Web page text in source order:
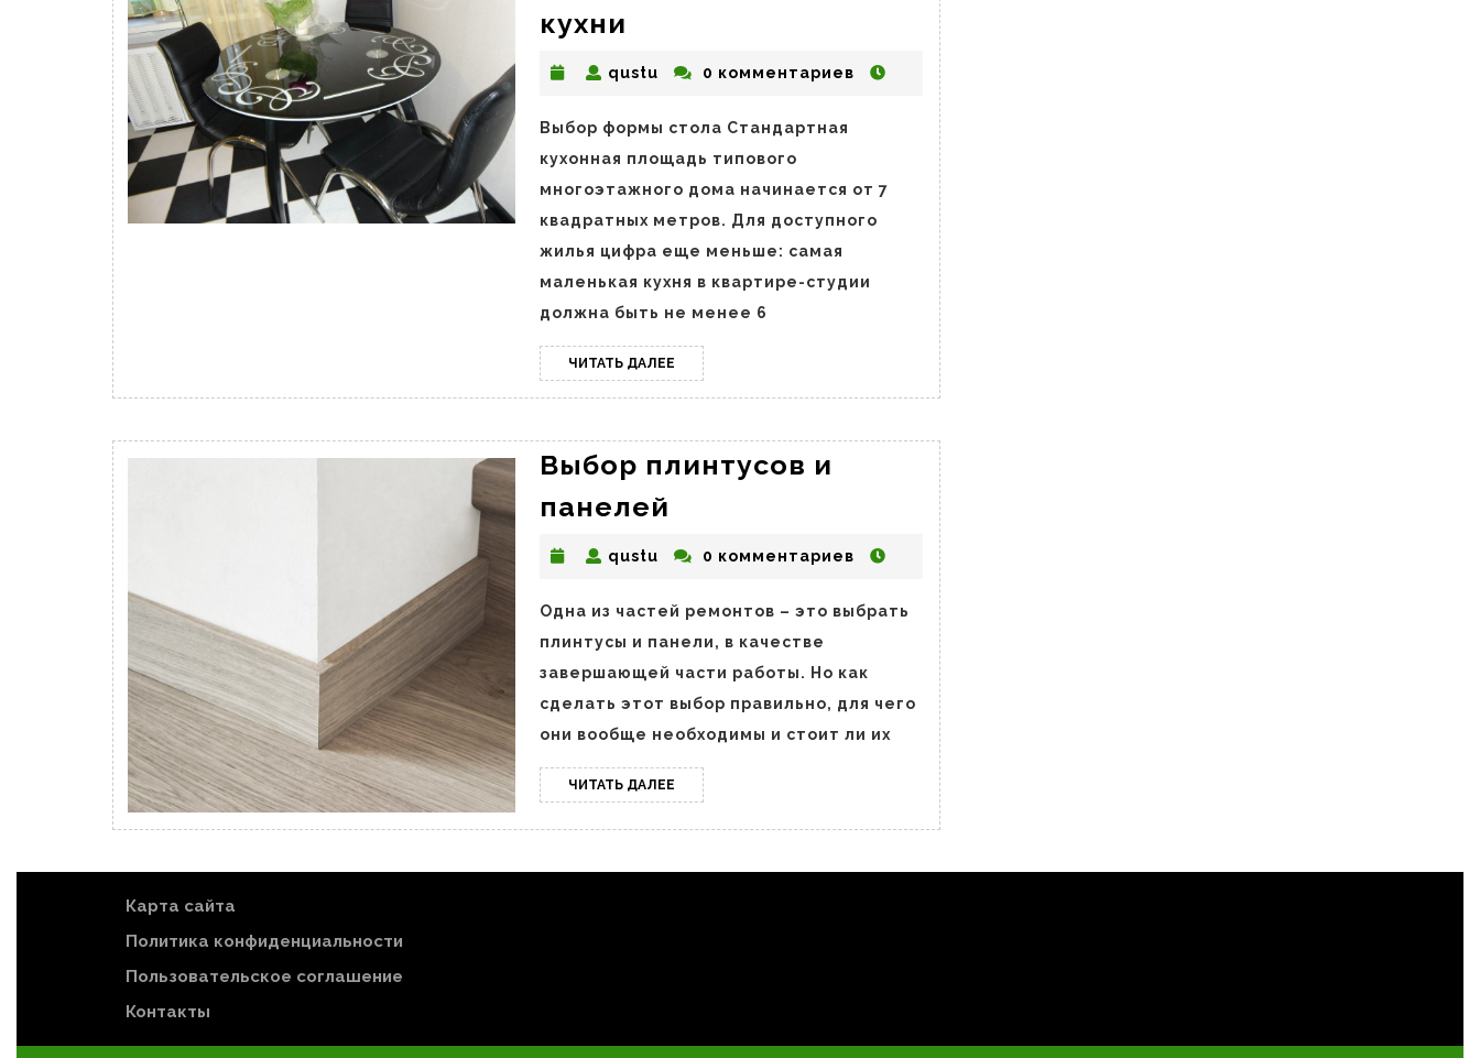
кухни
кухонный
для
маленькой
кухни
qustu qustu0 комментариев
Выбор формы стола Стандартная
кухонная площадь типового
многоэтажного дома начинается от 7
квадратных метров. Для доступного
жилья цифра еще меньше: самая
маленькая кухня в квартире-студии
должна быть не менее 6
ЧИТАТЬ ДАЛЕЕ ЧИТАТЬ
ДАЛЕЕ
Выбор плинтусов и
панелей
и
панелей
qustu qustu0 комментариев
Одна из частей ремонтов – это выбрать
плинтусы и панели, в качестве
завершающей части работы. Но как
сделать этот выбор правильно, для чего
они вообще необходимы и стоит ли их
ЧИТАТЬ ДАЛЕЕ ЧИТАТЬ
ДАЛЕЕ
Карта сайта
Политика конфиденциальности
Пользовательское соглашение
Контакты